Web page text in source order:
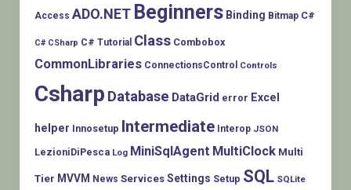
Access ADO.NET Beginners Binding Bitmap C#
C# CSharp C# Tutorial Class Combobox
CommonLibraries ConnectionsControl Controls
Csharp Database DataGrid error Excel
helper Innosetup Intermediate Interop JSON
LezioniDiPesca Log MiniSqlAgent MultiClock Multi
Tier MVVM News Services Settings Setup SQL SQLite